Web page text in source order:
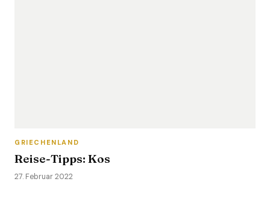
GRIECHENLAND
Reise-Tipps: Kos
27. Februar 2022